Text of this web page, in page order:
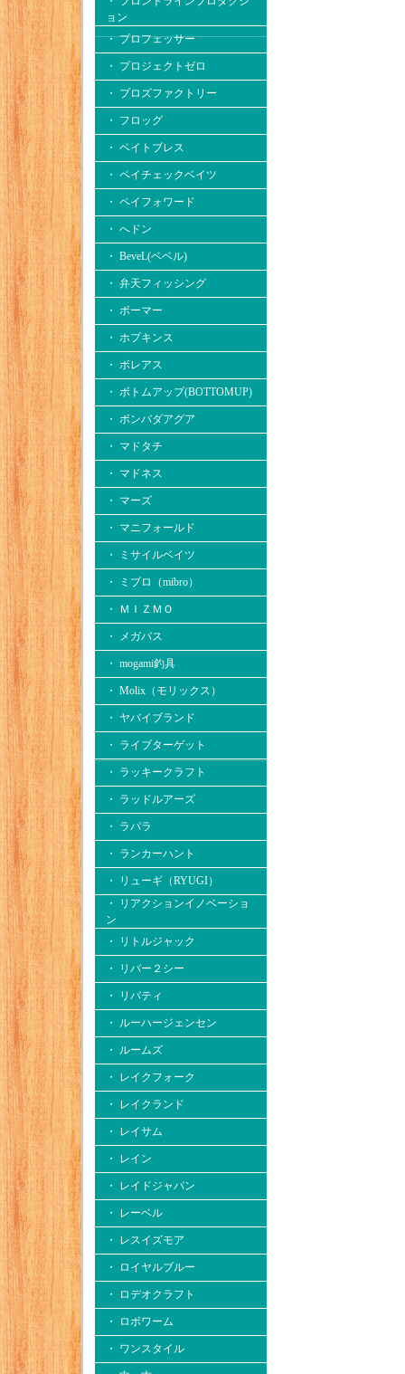
ョン
・ プロフェッサー
・ プロジェクトゼロ
・ プロズファクトリー
・ フロッグ
・ ベイトブレス
・ ペイチェックベイツ
・ ペイフォワード
・ へドン
・ BeveL(ベベル)
・ 弁天フィッシング
・ ボーマー
・ ホプキンス
・ ボレアス
・ ボトムアップ(BOTTOMUP)
・ ボンバダアグア
・ マドタチ
・ マドネス
・ マーズ
・ マニフォールド
・ ミサイルベイツ
・ ミブロ（mibro）
・ ＭＩＺＭＯ
・ メガバス
・ mogami釣具
・ Molix（モリックス）
・ ヤバイブランド
・ ライブターゲット
・ ラッキークラフト
・ ラッドルアーズ
・ ラパラ
・ ランカーハント
・ リューギ（RYUGI）
・ リアクションイノベーショ
ン
・ リトルジャック
・ リバー２シー
・ リバティ
・ ルーハージェンセン
・ ルームズ
・ レイクフォーク
・ レイクランド
・ レイサム
・ レイン
・ レイドジャパン
・ レーベル
・ レスイズモア
・ ロイヤルブルー
・ ロデオクラフト
・ ロボワーム
・ ワンスタイル